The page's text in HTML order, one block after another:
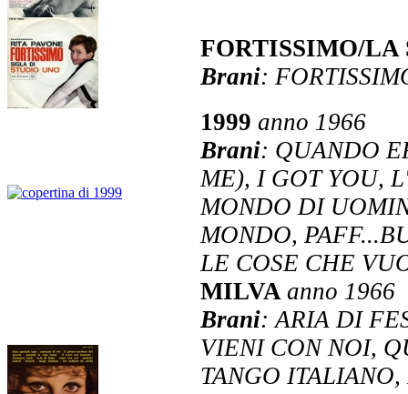
FORTISSIMO/
Brani:
1999 anno 1966
Brani: QUANDO
ME), I GOT YOU,
MONDO DI
MONDO,
LE COSE CHE
MILVA anno 1966
Brani: ARIA DI
VIENI CON NOI,
TANGO